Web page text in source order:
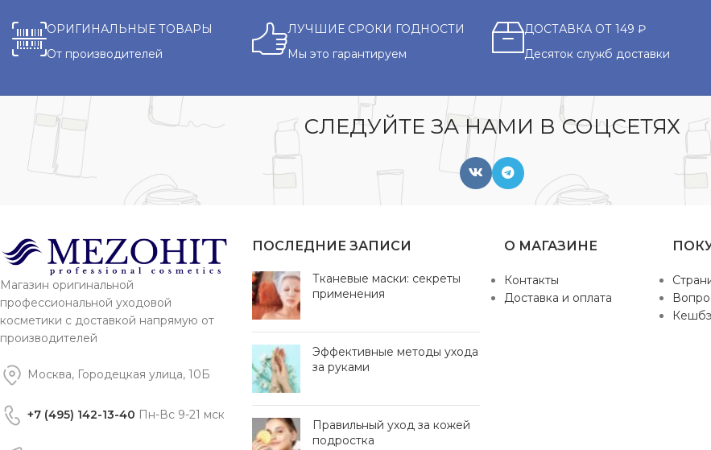
ОРИГИНАЛЬНЫЕ ТОВАРЫ
От производителей
ЛУЧШИЕ СРОКИ ГОДНОСТИ
Мы это гарантируем
ДОСТАВКА ОТ 149 ₽
Десяток служб доставки
СЛЕДУЙТЕ ЗА НАМИ В СОЦСЕТЯХ
Магазин оригинальной
профессиональной уходовой
косметики с доставкой напрямую от
производителей
Москва, Городецкая улица, 10Б
+7 (495) 142-13-40 Пн-Вс 9-21 мск
ПОСЛЕДНИЕ ЗАПИСИ
Тканевые маски: секреты
применения
Эффективные методы ухода
за руками
Правильный уход за кожей
подростка
О МАГАЗИНЕ
Контакты
Доставка и оплата